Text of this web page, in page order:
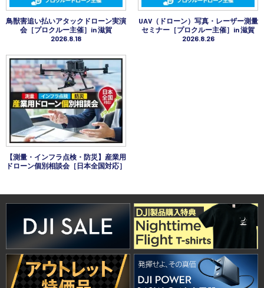
講習会･国家資格･WEBセミナー
サポート・Q&A / 法人・学生のお客様
取扱店舗一覧
SEKIDO
SEKIDO 会社概要
鳥獣害追い払いアタックドローン実演
会［プロクルー主催］in 滋賀
2026.8.18
UAV（ドローン）写真・レーザー測量
セミナー［プロクルー主催］in 滋賀
2026.8.26
【測量・インフラ点検・防災】産業用
ドローン個別相談会［日本全国対応］